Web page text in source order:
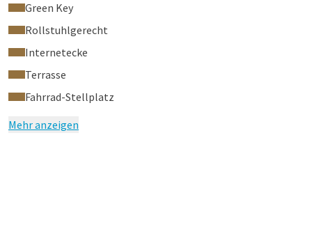
Green Key
Rollstuhlgerecht
Internetecke
Terrasse
Fahrrad-Stellplatz
Mehr anzeigen